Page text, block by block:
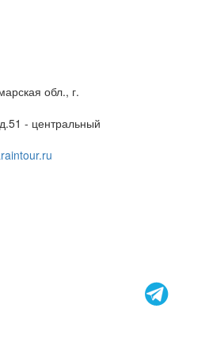
обл., г.
- центральный